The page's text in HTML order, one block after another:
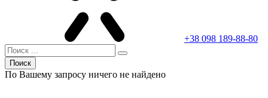
+38 098 189-88-80
Поиск
По Вашему запросу ничего не найдено